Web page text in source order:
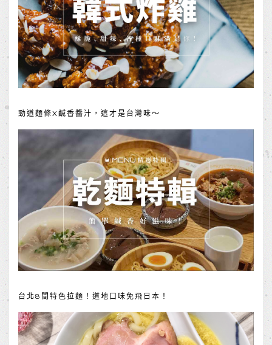
勁道麵條X鹹香醬汁，這才是台灣味～
台北8間特色拉麵！道地口味免飛日本！